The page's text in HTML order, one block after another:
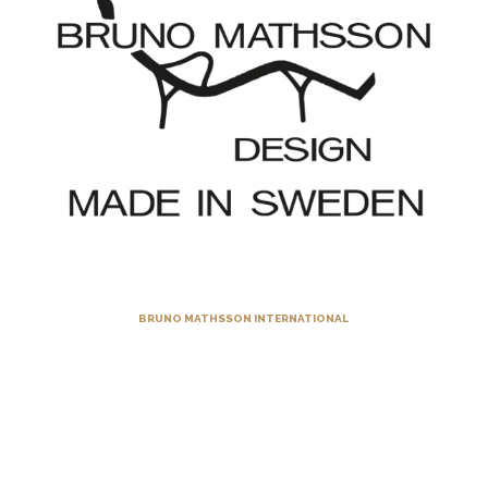
BRUNO MATHSSON INTERNATIONAL